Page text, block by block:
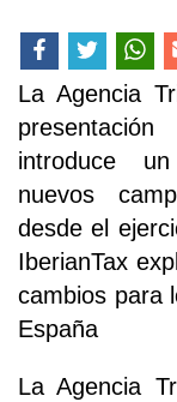
La Agencia
introduce
nuevos
desde el
IberianTax
cambios para
España
La Agencia